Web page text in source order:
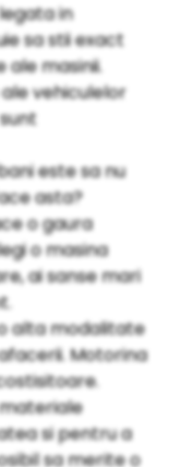
in
sa stii exact
masinii.
vehiculelor
este sa nu
asta?
o gaura
o masina
ai sanse mari
alta modalitate
Motorina
si pentru a
sa merite o